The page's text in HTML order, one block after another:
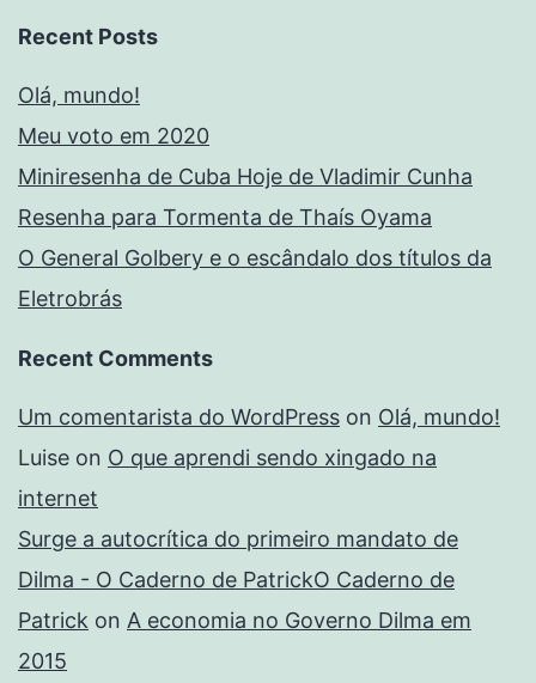
Recent Posts
Olá, mundo!
Meu voto em 2020
Miniresenha de Cuba Hoje de Vladimir Cunha
Resenha para Tormenta de Thaís Oyama
O General Golbery e o escândalo dos títulos da
Eletrobrás
Recent Comments
Um comentarista do WordPress on Olá, mundo!
Luise on O que aprendi sendo xingado na
internet
Surge a autocrítica do primeiro mandato de
Dilma - O Caderno de PatrickO Caderno de
Patrick on A economia no Governo Dilma em
2015